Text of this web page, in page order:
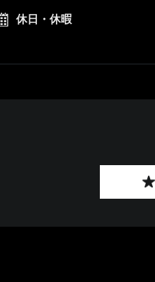
休日・休暇